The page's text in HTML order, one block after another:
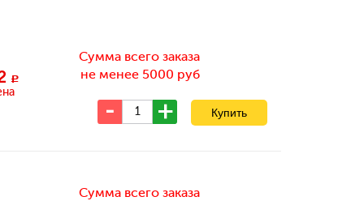
c
Сумма всего заказа
не менее 5000 руб
Сумма всего заказа